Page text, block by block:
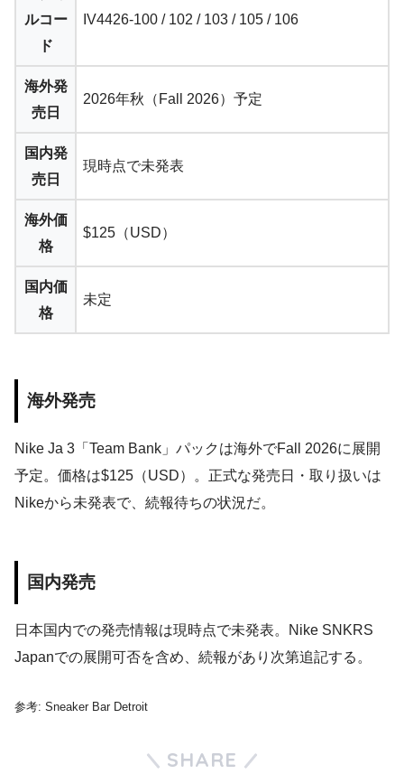
ルコー
ド
IV4426-100 / 102 / 103 / 105 / 106
海外発
売日
2026年秋（Fall 2026）予定
国内発
売日
現時点で未発表
海外価
格
$125（USD）
国内価
格
未定
海外発売
Nike Ja 3「Team Bank」パックは海外でFall 2026に展開
予定。価格は$125（USD）。正式な発売日・取り扱いは
Nikeから未発表で、続報待ちの状況だ。
国内発売
日本国内での発売情報は現時点で未発表。Nike SNKRS
Japanでの展開可否を含め、続報があり次第追記する。
参考: Sneaker Bar Detroit
SHARE